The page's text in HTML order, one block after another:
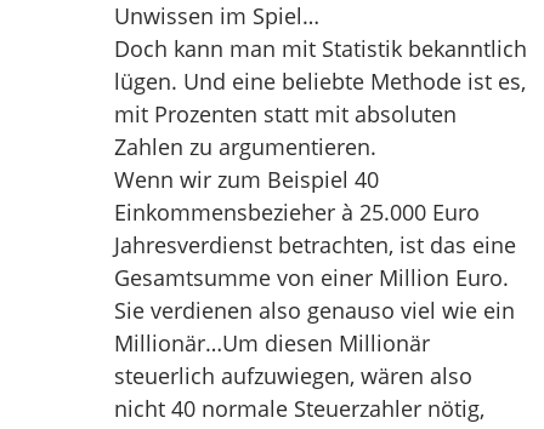
Unwissen im Spiel…
Doch kann man mit Statistik bekanntlich
lügen. Und eine beliebte Methode ist es,
mit Prozenten statt mit absoluten
Zahlen zu argumentieren.
Wenn wir zum Beispiel 40
Einkommensbezieher à 25.000 Euro
Jahresverdienst betrachten, ist das eine
Gesamtsumme von einer Million Euro.
Sie verdienen also genauso viel wie ein
Millionär…Um diesen Millionär
steuerlich aufzuwiegen, wären also
nicht 40 normale Steuerzahler nötig,